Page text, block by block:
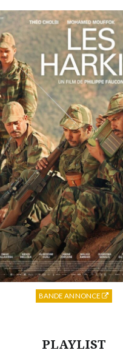
PLAYLIST
BANDE ANNONCE